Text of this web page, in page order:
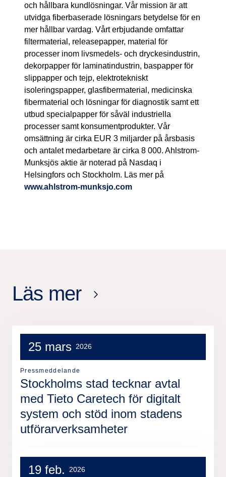
och hållbara kundlösningar. Vår mission är att
utvidga fiberbaserade lösningars betydelse för en
mer hållbar vardag. Vårt erbjudande omfattar
filtermaterial, releasepapper, material för
processer inom livsmedels- och dryckesindustrin,
dekorpapper för laminatindustrin, baspapper för
slippapper och tejp, elektrotekniskt
isoleringspapper, glasfibermaterial, medicinska
fibermaterial och lösningar för diagnostik samt ett
utbud specialpapper för såväl industriella
processer samt konsumentprodukter. Vår
omsättning är cirka EUR 3 miljarder på årsbasis
och antalet medarbetare är cirka 8 000. Ahlstrom-
Munksjös aktie är noterad på Nasdaq i
Helsingfors och Stockholm. Läs mer på
www.ahlstrom-munksjo.com
Läs mer
25 mars 2026
Pressmeddelande
Stockholms stad tecknar avtal
med Tieto Caretech för digitalt
system och stöd inom stadens
utförarverksamheter
19 feb. 2026